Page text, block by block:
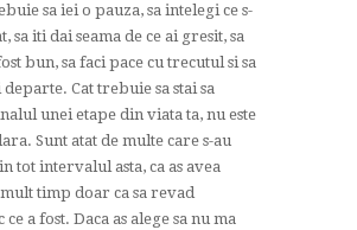
sa iei o pauza, sa intelegi ce s-
sa iti dai seama de ce ai gresit, sa
bun, sa faci pace cu trecutul si sa
Cat trebuie sa stai sa
unei etape din viata ta, nu este
Sunt atat de multe care s-au
tot intervalul asta, ca as avea
timp doar ca sa revad
a fost. Daca as alege sa nu ma